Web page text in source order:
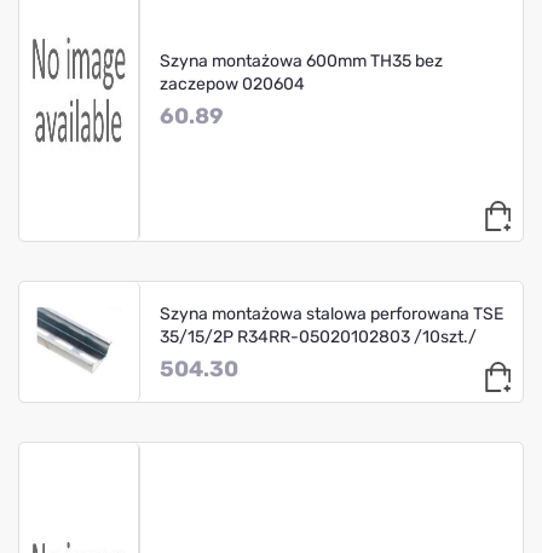
Szyna montażowa 600mm TH35 bez
zaczepow 020604
60.89
Szyna montażowa stalowa perforowana TSE
35/15/2P R34RR-05020102803 /10szt./
504.30